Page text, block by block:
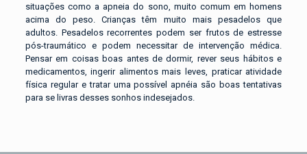
situações como a apneia do sono, muito comum em homens
acima do peso. Crianças têm muito mais pesadelos que
adultos. Pesadelos recorrentes podem ser frutos de estresse
pós-traumático e podem necessitar de intervenção médica.
Pensar em coisas boas antes de dormir, rever seus hábitos e
medicamentos, ingerir alimentos mais leves, praticar atividade
física regular e tratar uma possível apnéia são boas tentativas
para se livras desses sonhos indesejados.